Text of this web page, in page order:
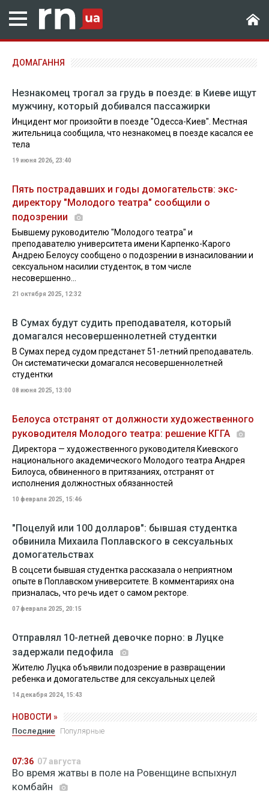
ДОМАГАННЯ
Незнакомец трогал за грудь в поезде: в Киеве ищут
мужчину, который добивался пассажирки
Инцидент мог произойти в поезде "Одесса-Киев". Местная
жительница сообщила, что незнакомец в поезде касался ее
тела
19 июня 2026, 23:40
Пять пострадавших и годы домогательств: экс-
директору "Молодого театра" сообщили о
подозрении
Бывшему руководителю "Молодого театра" и
преподавателю университета имени Карпенко-Карого
Андрею Белоусу сообщено о подозрении в изнасиловании и
сексуальном насилии студенток, в том числе
несовершенно...
21 октября 2025, 12:32
В Сумах будут судить преподавателя, который
домагался несовершеннолетней студентки
В Сумах перед судом предстанет 51-летний преподаватель.
Он систематически домагался несовершеннолетней
студентки
08 июня 2025, 13:00
Белоуса отстранят от должности художественного
руководителя Молодого театра: решение КГГА
Директора — художественного руководителя Киевского
национального академического Молодого театра Андрея
Билоуса, обвиненного в притязаниях, отстранят от
исполнения должностных обязанностей
10 февраля 2025, 15:46
"Поцелуй или 100 долларов": бывшая студентка
обвинила Михаила Поплавского в сексуальных
домогательствах
В соцсети бывшая студентка рассказала о неприятном
опыте в Поплавском университете. В комментариях она
призналась, что речь идет о самом ректоре.
07 февраля 2025, 20:15
Отправлял 10-летней девочке порно: в Луцке
задержали педофила
Жителю Луцка объявили подозрение в развращении
ребенка и домогательстве для сексуальных целей
14 декабря 2024, 15:43
НОВОСТИ »
Последние Популярные
07:36 07 августа
Во время жатвы в поле на Ровенщине вспыхнул
комбайн